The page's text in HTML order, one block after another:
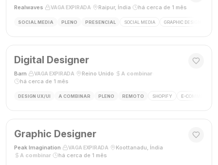
Realwaves VAGA EXPIRADA Raipur, Índia há cerca de 1 mês
SOCIAL MEDIA PLENO PRESENCIAL SOCIAL MEDIA GRAPHIC DESIGN
Digital Designer
Barn VAGA EXPIRADA Reino Unido A combinar·
há cerca de 1 mês
DESIGN UX/UI A COMBINAR PLENO REMOTO SHOPIFY E-COMMERCE
Graphic Designer
Peak Imagination VAGA EXPIRADA Koottanadu, Índia
A combinar
há cerca de 1 mês